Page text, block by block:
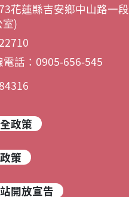
花蓮縣吉安鄉中山路一
)
話：0905-656-545
政策
策
開放宣告